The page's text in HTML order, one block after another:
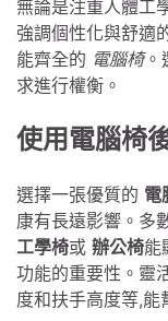
無論是注重人體工
強調個性化與舒適
能齊全的 電腦椅。
求進行權衡。
使用電腦椅
選擇一張優質的 電
康有長遠影響。多
工學椅或 辦公椅能
功能的重要性。靈
度和扶手高度等,能